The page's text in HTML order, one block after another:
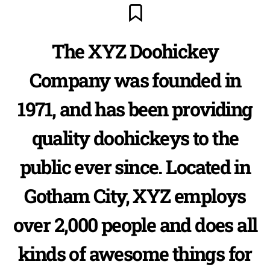
The XYZ Doohickey
Company was founded in
1971, and has been providing
quality doohickeys to the
public ever since. Located in
Gotham City, XYZ employs
over 2,000 people and does all
kinds of awesome things for